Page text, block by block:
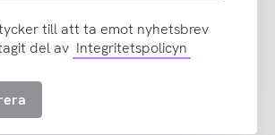
till att ta emot nyhetsbrev
del av Integritetspolicyn